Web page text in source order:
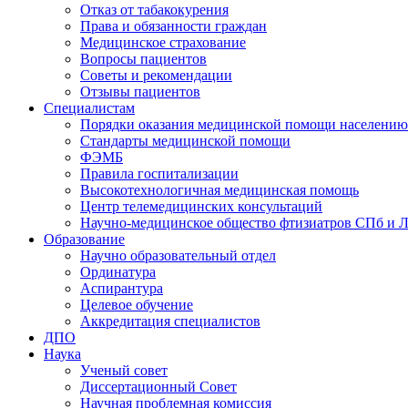
Отказ от табакокурения
Права и обязанности граждан
Медицинское страхование
Вопросы пациентов
Советы и рекомендации
Отзывы пациентов
Специалистам
Порядки оказания медицинской помощи населению
Стандарты медицинской помощи
ФЭМБ
Правила госпитализации
Высокотехнологичная медицинская помощь
Центр телемедицинских консультаций
Научно-медицинское общество фтизиатров СПб и
Образование
Научно образовательный отдел
Ординатура
Аспирантура
Целевое обучение
Аккредитация специалистов
ДПО
Наука
Ученый совет
Диссертационный Совет
Научная проблемная комиссия